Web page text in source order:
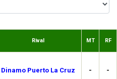
Rival MT RF
Dinamo Puerto La Cruz - -